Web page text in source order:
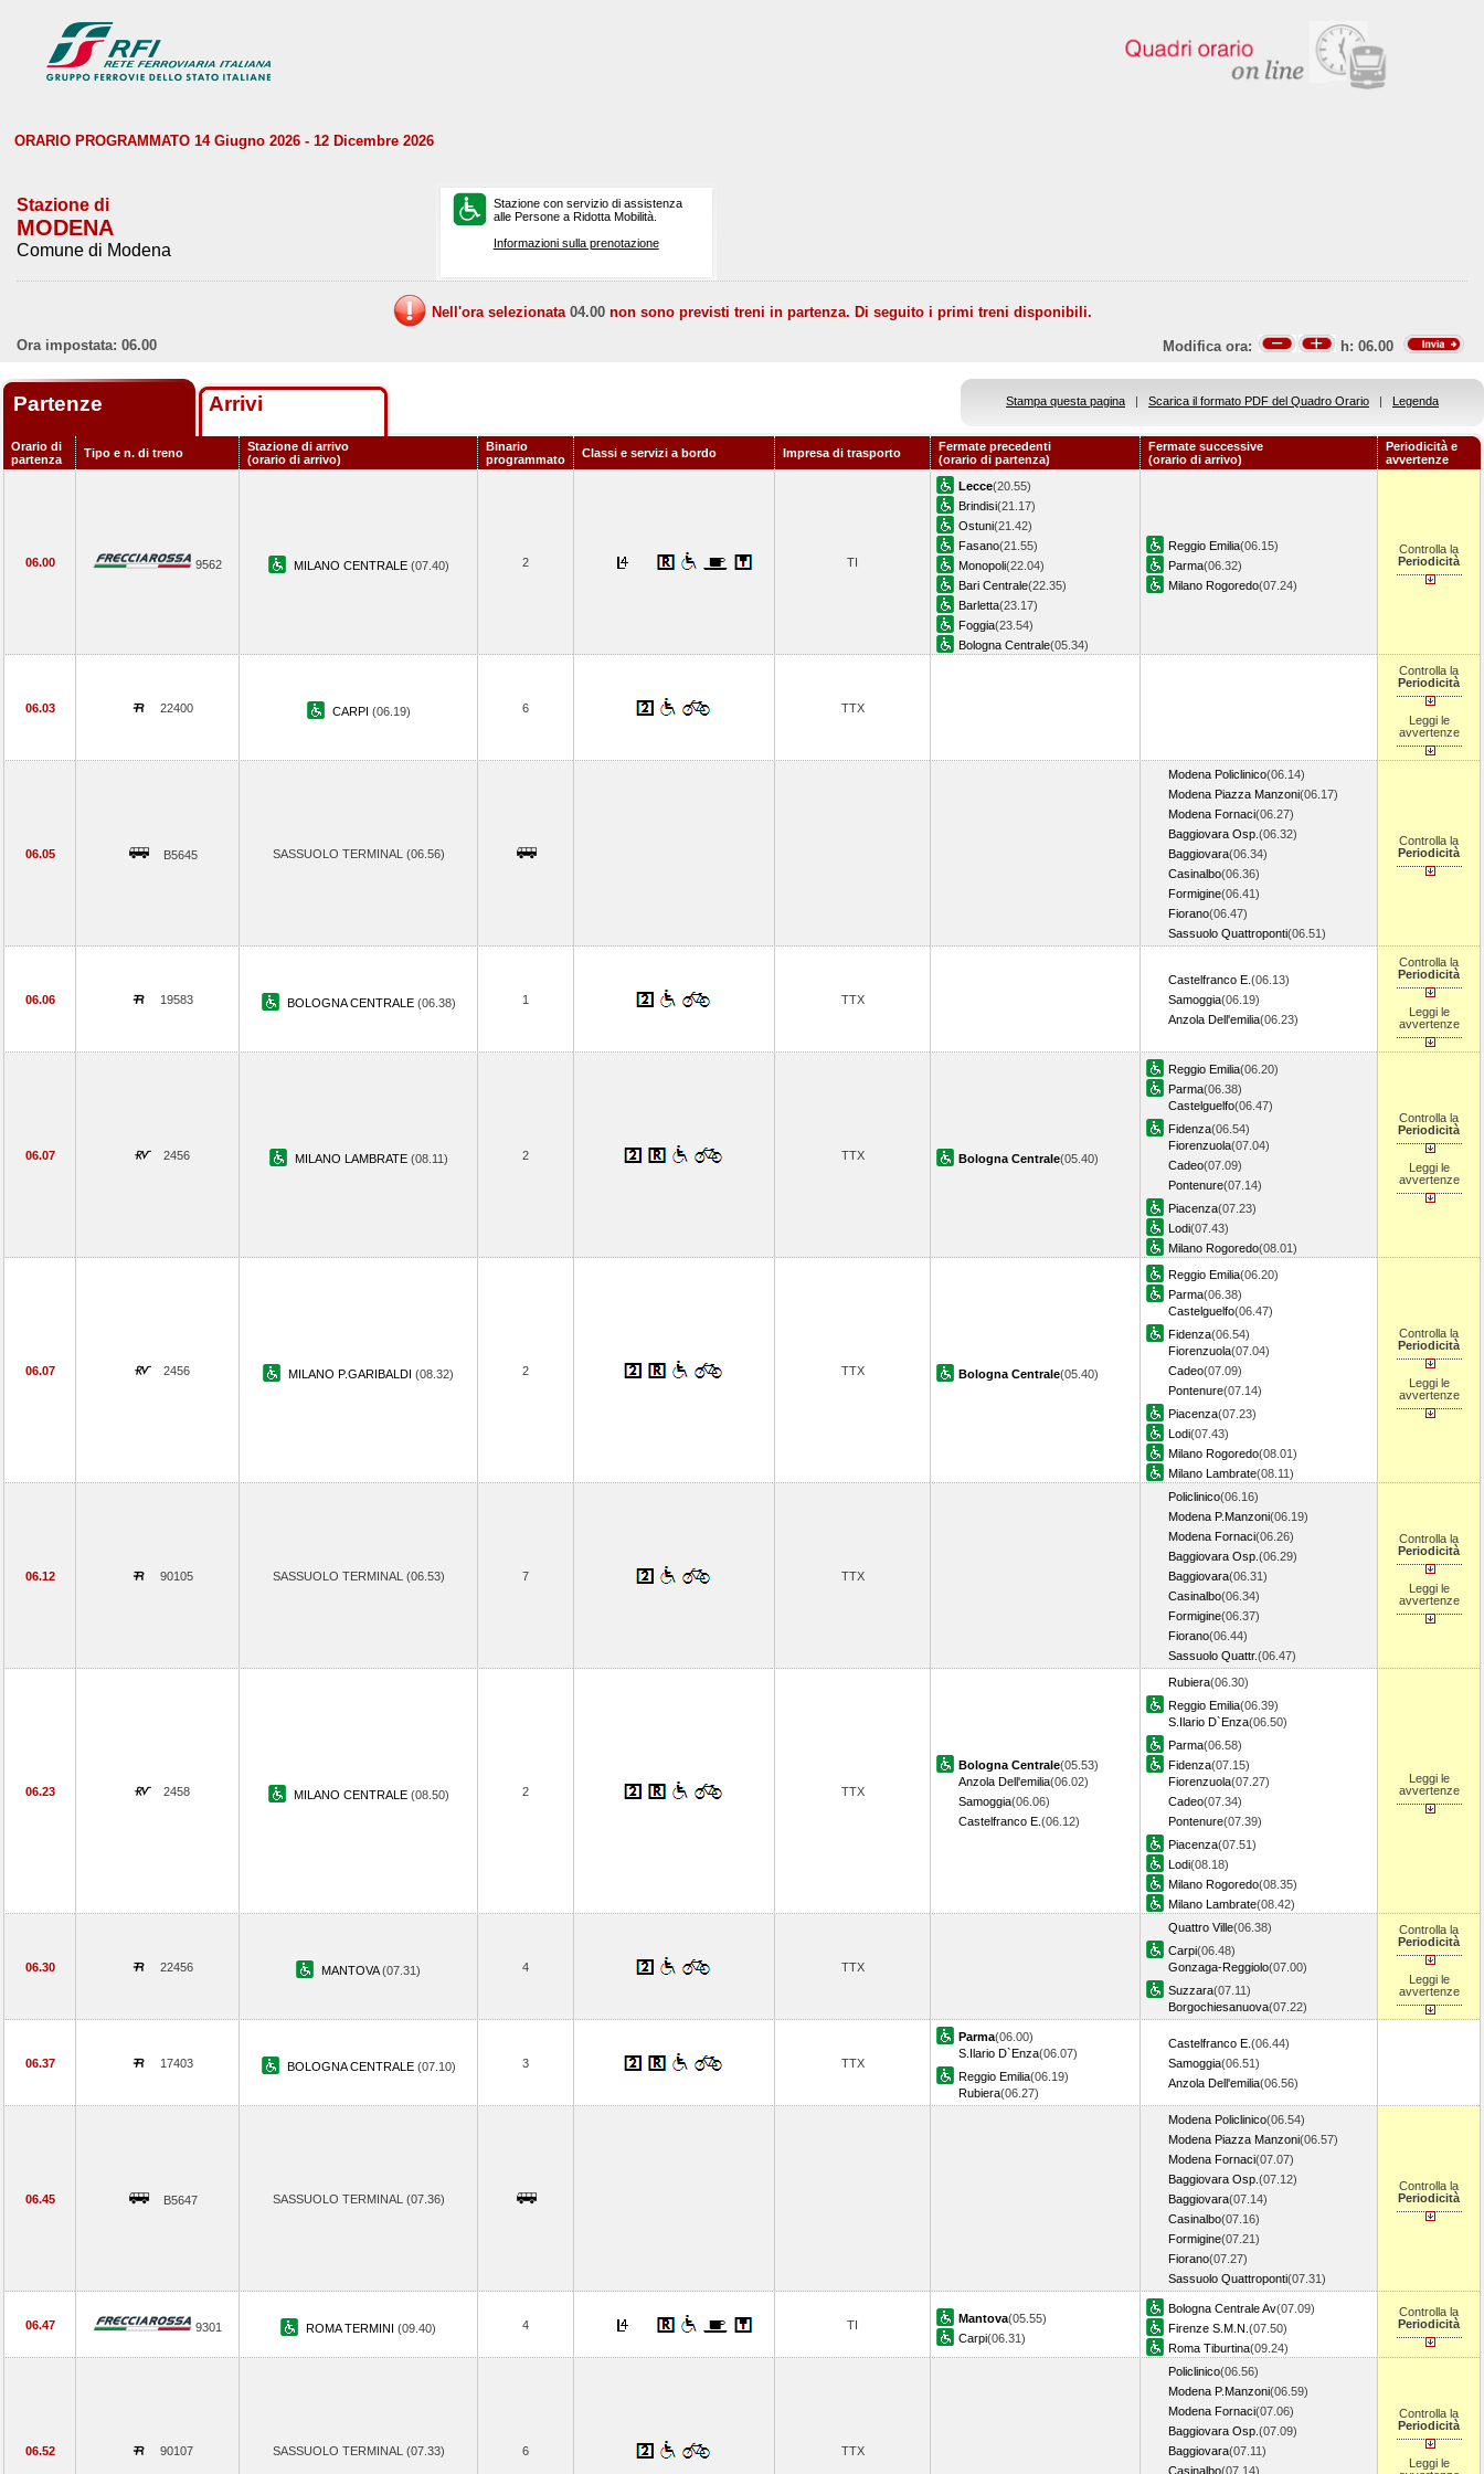
ORARIO PROGRAMMATO 14 Giugno 2026 - 12 Dicembre 2026
Stazione di
MODENA
Comune di Modena
Stazione con servizio di assistenza
alle Persone a Ridotta Mobilità.
Informazioni sulla prenotazione
Nell'ora selezionata 04.00 non sono previsti treni in partenza. Di seguito i primi treni disponibili.
Ora impostata: 06.00
Modifica ora: h: 06.00
Partenze Arrivi Stampa questa pagina | Scarica il formato PDF del Quadro Orario | Legenda
Orario di
partenza
Tipo e n. di treno
Stazione di arrivo
(orario di arrivo)
Binario
programmato
Classi e servizi a bordo Impresa di trasporto
Fermate precedenti
(orario di partenza)
Fermate successive
(orario di arrivo)
Periodicità e
avvertenze
06.00 9562 MILANO CENTRALE (07.40) 2 TI
Lecce(20.55)
Brindisi(21.17)
Ostuni(21.42)
Fasano(21.55)
Monopoli(22.04)
Bari Centrale(22.35)
Barletta(23.17)
Foggia(23.54)
Bologna Centrale(05.34)
Reggio Emilia(06.15)
Parma(06.32)
Milano Rogoredo(07.24)
Controlla la
Periodicità
06.03 22400 CARPI (06.19) 6 TTX
Controlla la
Periodicità
Leggi le
avvertenze
06.05 B5645 SASSUOLO TERMINAL (06.56)
Modena Policlinico(06.14)
Modena Piazza Manzoni(06.17)
Modena Fornaci(06.27)
Baggiovara Osp. (06.32)
Baggiovara(06.34)
Casinalbo(06.36)
Formigine(06.41)
Fiorano(06.47)
Sassuolo Quattroponti(06.51)
Controlla la
Periodicità
06.06 19583 BOLOGNA CENTRALE (06.38) 1 TTX
Castelfranco E. (06.13)
Samoggia(06.19)
Anzola Dell'emilia(06.23)
Controlla la
Periodicità
Leggi le
avvertenze
06.07 2456 MILANO LAMBRATE (08.11) 2 TTX Bologna Centrale(05.40)
Reggio Emilia(06.20)
Parma(06.38)
Castelguelfo(06.47)
Fidenza(06.54)
Fiorenzuola(07.04)
Cadeo(07.09)
Pontenure(07.14)
Piacenza(07.23)
Lodi(07.43)
Milano Rogoredo(08.01)
Controlla la
Periodicità
Leggi le
avvertenze
06.07 2456 MILANO P.GARIBALDI (08.32) 2 TTX Bologna Centrale(05.40)
Reggio Emilia(06.20)
Parma(06.38)
Castelguelfo(06.47)
Fidenza(06.54)
Fiorenzuola(07.04)
Cadeo(07.09)
Pontenure(07.14)
Piacenza(07.23)
Lodi(07.43)
Milano Rogoredo(08.01)
Milano Lambrate(08.11)
Controlla la
Periodicità
Leggi le
avvertenze
06.12 90105 SASSUOLO TERMINAL (06.53) 7 TTX
Policlinico(06.16)
Modena P.Manzoni(06.19)
Modena Fornaci(06.26)
Baggiovara Osp. (06.29)
Baggiovara(06.31)
Casinalbo(06.34)
Formigine(06.37)
Fiorano(06.44)
Sassuolo Quattr.(06.47)
Controlla la
Periodicità
Leggi le
avvertenze
06.23 2458 MILANO CENTRALE (08.50) 2 TTX
Bologna Centrale(05.53)
Anzola Dell'emilia(06.02)
Samoggia(06.06)
Castelfranco E. (06.12)
Rubiera(06.30)
Reggio Emilia(06.39)
S.Ilario D`Enza(06.50)
Parma(06.58)
Fidenza(07.15)
Fiorenzuola(07.27)
Cadeo(07.34)
Pontenure(07.39)
Piacenza(07.51)
Lodi(08.18)
Milano Rogoredo(08.35)
Milano Lambrate(08.42)
Leggi le
avvertenze
06.30 22456 MANTOVA(07.31) 4 TTX
Quattro Ville(06.38)
Carpi(06.48)
Gonzaga-Reggiolo(07.00)
Suzzara(07.11)
Borgochiesanuova(07.22)
Controlla la
Periodicità
Leggi le
avvertenze
06.37 17403 BOLOGNA CENTRALE (07.10) 3 TTX
Parma(06.00)
S.Ilario D`Enza(06.07)
Reggio Emilia(06.19)
Rubiera(06.27)
Castelfranco E. (06.44)
Samoggia(06.51)
Anzola Dell'emilia(06.56)
06.45 B5647 SASSUOLO TERMINAL (07.36)
Modena Policlinico(06.54)
Modena Piazza Manzoni(06.57)
Modena Fornaci(07.07)
Baggiovara Osp. (07.12)
Baggiovara(07.14)
Casinalbo(07.16)
Formigine(07.21)
Fiorano(07.27)
Sassuolo Quattroponti(07.31)
Controlla la
Periodicità
06.47 9301 ROMA TERMINI (09.40) 4 TI Mantova(05.55)
Carpi(06.31)
Bologna Centrale Av(07.09)
Firenze S.M.N. (07.50)
Roma Tiburtina(09.24)
Controlla la
Periodicità
06.52 90107 SASSUOLO TERMINAL (07.33) 6 TTX
Policlinico(06.56)
Modena P.Manzoni(06.59)
Modena Fornaci(07.06)
Baggiovara Osp. (07.09)
Baggiovara(07.11)
Casinalbo(07.14)
Controlla la
Periodicità
Leggi le